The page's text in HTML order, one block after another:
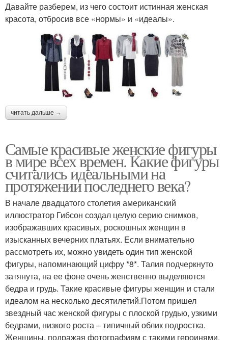
Давайте разберем, из чего состоит истинная женская
красота, отбросив все «нормы» и «идеалы».
читать дальше →
Самые красивые женские фигуры
в мире всех времен. Какие фигуры
считались идеальными на
протяжении последнего века?
В начале двадцатого столетия американский
иллюстратор Гибсон создал целую серию снимков,
изображавших красивых, роскошных женщин в
изысканных вечерних платьях. Если внимательно
рассмотреть их, можно увидеть один тип женской
фигуры, напоминающий цифру *8*. Талия подчеркнуто
затянута, на ее фоне очень женственно выделяются
бедра и грудь. Такие красивые фигуры женщин и стали
идеалом на несколько десятилетий.Потом пришел
звездный час женской фигуры с плоской грудью, узкими
бедрами, низкого роста – типичный облик подростка.
Женщины, подражая фотографиям с такими героинями,